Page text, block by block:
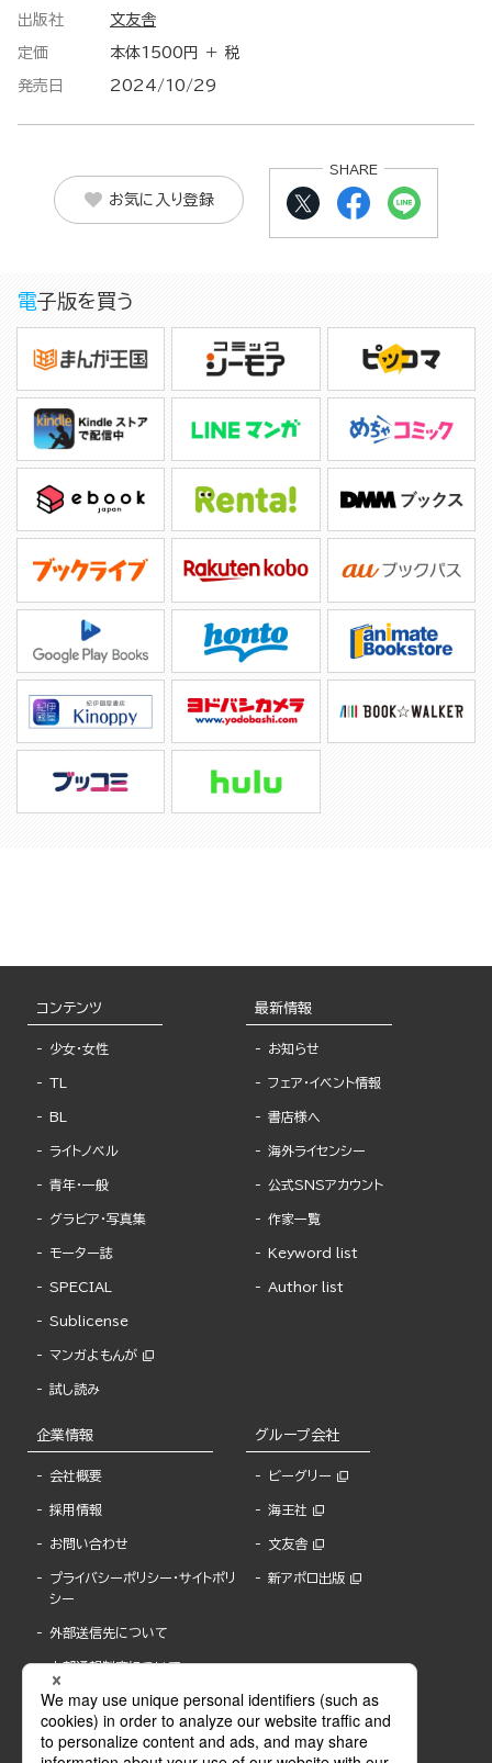
出版社 文友舎
定価 本体1500円 ＋ 税
発売日 2024/10/29
お気に入り登録
SHARE
電子版を買う
コンテンツ
少女・女性
TL
BL
ライトノベル
青年・一般
グラビア・写真集
モーター誌
SPECIAL
Sublicense
マンガよもんが
試し読み
最新情報
お知らせ
フェア・イベント情報
書店様へ
海外ライセンシー
公式SNSアカウント
作家一覧
Keyword list
Author list
企業情報
会社概要
採用情報
お問い合わせ
プライバシーポリシー・サイトポリ
シー
外部送信先について
内部通報制度について
グループ会社
ビーグリー
海王社
文友舎
新アポロ出版